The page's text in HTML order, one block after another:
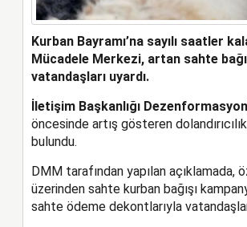
Kurban Bayramı’na sayılı saatler
Mücadele Merkezi, artan sahte
vatandaşları uyardı.
İletişim Başkanlığı
öncesinde artış gösteren
bulundu.
DMM tarafından yapılan
üzerinden sahte kurban bağışı
sahte ödeme dekontlarıyla